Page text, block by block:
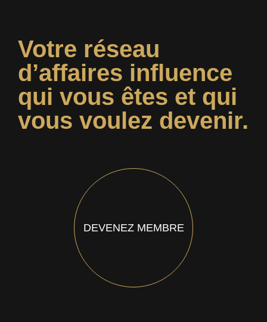
Votre réseau
d’affaires influence
qui vous êtes et qui
vous voulez devenir.
DEVENEZ MEMBRE